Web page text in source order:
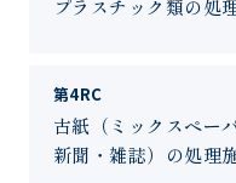
プラスチック類の処
第4RC
古紙（ミックスペー
新聞・雑誌）の処理